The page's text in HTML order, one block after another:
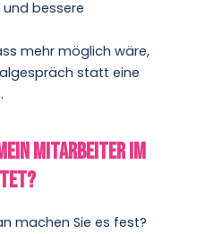
bessere
mehr möglich wäre,
statt eine
Mitarbeiter im
machen Sie es fest?